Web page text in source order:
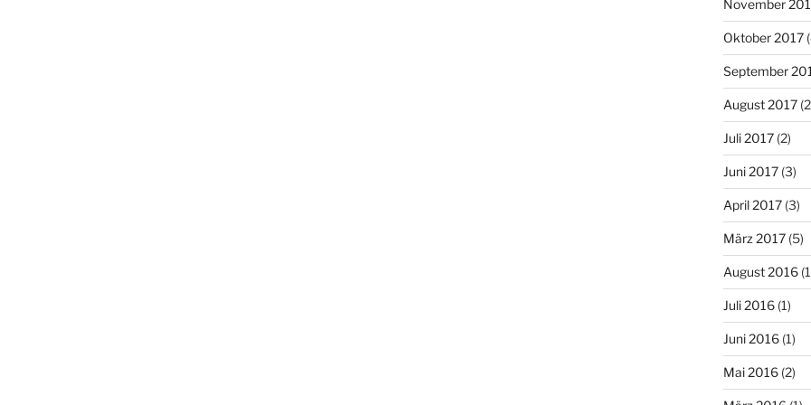
November
Oktober 2017
September
August 2017
Juli 2017(2)
Juni 2017(3)
April 2017(3)
März 2017(5)
August 2016
Juli 2016(1)
Juni 2016(1)
Mai 2016(2)